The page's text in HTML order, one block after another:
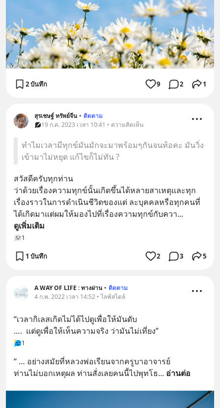
2 บันทึก 9 2 1
สุรเชษฐ์ ทรัพย์จีน • ติดตาม
19 ก.ค. 2023 เวลา 10:41 • ความคิดเห็น
ทำไมเวลามีทุกข์มันมักจะมาพร้อมๆกันจนท้อคะ มันวิ่ง
เข้ามาไม่หยุด แก้ไขก็ไม่ทัน ?
สวัสดีครับทุกท่าน
ว่าด้วยเรื่องความทุกข์นั้นเกิดขึ้นได้หลายสาเหตุและทุก
เรื่องราวในการดำเนินชีวิตของแต่ ละบุคคลหรือทุกคนที่
ได้เกิดมาแต่ผมให้มองไปที่เรื่องความทุกข์กับควา...
ดูเพิ่มเติม
1
1 บันทึก 2 3 5
A WAY OF LIFE : ทางผ่าน • ติดตาม
4 ก.พ. 2022 เวลา 14:52 • ไลฟ์สไตล์
“เวลากิเลสเกิดไม่ได้ไปดูเพื่อให้มันดับ
….  แต่ดูเพื่อให้เห็นความจริง ว่ามันไม่เที่ยง”
1
“ … อย่างสมัยที่หลวงพ่อเรียนจากครูบาอาจารย์
ท่านไม่บอกเหตุผล ท่านสั่งเลยคนนี้ไปพุทโธ... อ่านต่อ